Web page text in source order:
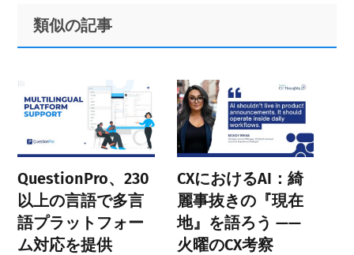
Primary
Sidebar
Footer
類似の記事
QuestionPro、230
以上の言語で多言
語プラットフォー
ム対応を提供
CXにおけるAI：綺
麗事抜きの『現在
地』を語ろう ——
火曜のCX考察